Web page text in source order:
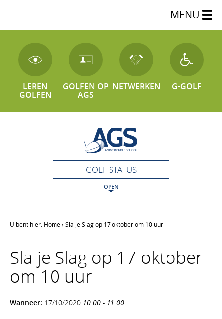
MENU
LEREN
GOLFEN
GOLFEN OP
AGS
NETWERKEN G-GOLF
GOLF STATUS
OPEN
U bent hier: Home› Sla je Slag op 17 oktober om 10 uur
Sla je Slag op 17 oktober
om 10 uur
Wanneer: 17/10/2020 10:00 - 11:00